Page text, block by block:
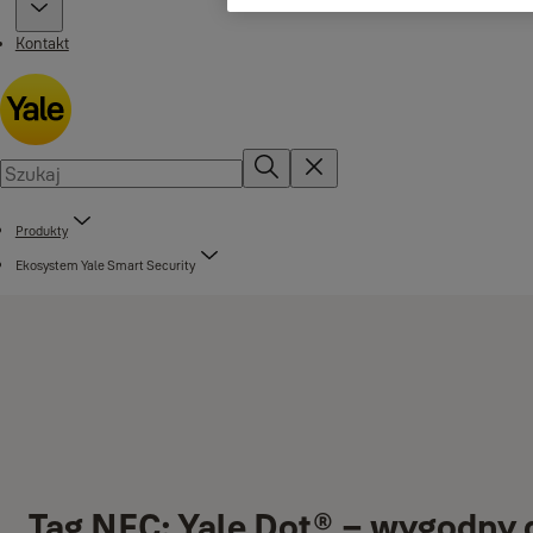
Kontakt
Produkty
Ekosystem Yale Smart Security